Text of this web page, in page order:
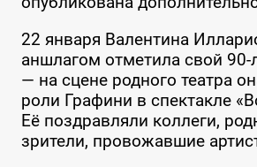
22 января Валентина
аншлагом отметила свой
— на сцене родного театра
роли Графини в спектакле
Её поздравляли коллеги,
зрители, провожавшие